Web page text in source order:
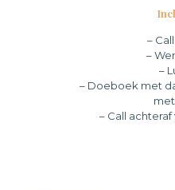
–
–
–
– Doeboek met
– Call